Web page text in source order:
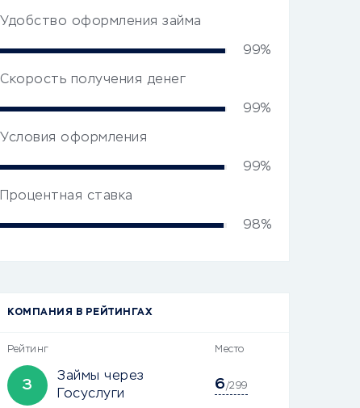
Удобство оформления займа
99%
Скорость получения денег
99%
Условия оформления
99%
Процентная ставка
98%
КОМПАНИЯ В РЕЙТИНГАХ
Рейтинг Место
З
Займы через
Госуслуги
6/299